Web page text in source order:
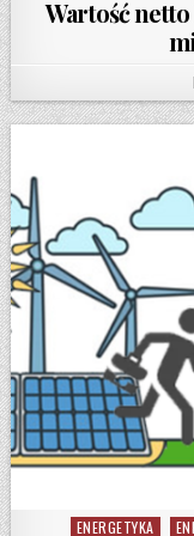
Wartość
Posted in
ENERGETYKA